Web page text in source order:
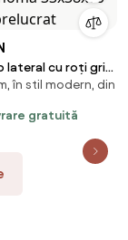
lateral cu roți gri
cm lemn
în stil modern, din
gratuită